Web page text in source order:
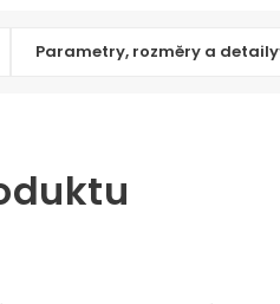
Parametry, rozměry a detaily